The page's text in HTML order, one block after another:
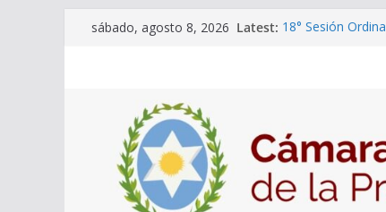
sábado, agosto 8, 2026 Latest: 18° Sesión
Expte. Nº 90-
de Protección y